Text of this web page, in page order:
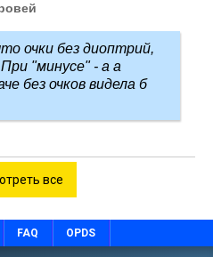
очки без диоптрий,
"минусе" - а а
без очков видела б
все
FAQ OPDS